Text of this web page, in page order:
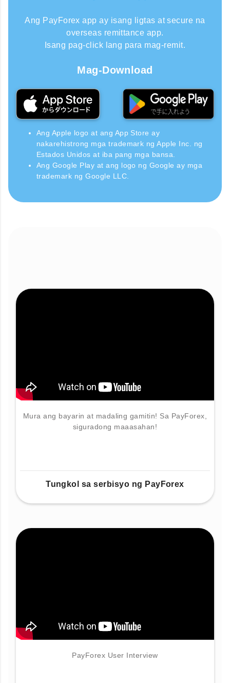
Ang PayForex app ay isang ligtas at secure na
overseas remittance app.
Isang pag-click lang para mag-remit.
Mag-Download
Ang Apple logo at ang App Store ay
nakarehistrong mga trademark ng Apple Inc. ng
Estados Unidos at iba pang mga bansa.
Ang Google Play at ang logo ng Google ay mga
trademark ng Google LLC.
Mura ang bayarin at madaling gamitin! Sa PayForex,
siguradong maaasahan!
Tungkol sa serbisyo ng PayForex
PayForex User Interview